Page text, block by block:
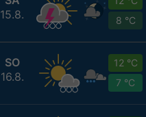
15.8.
8 °C
SO
16.8.
12 °C
7 °C